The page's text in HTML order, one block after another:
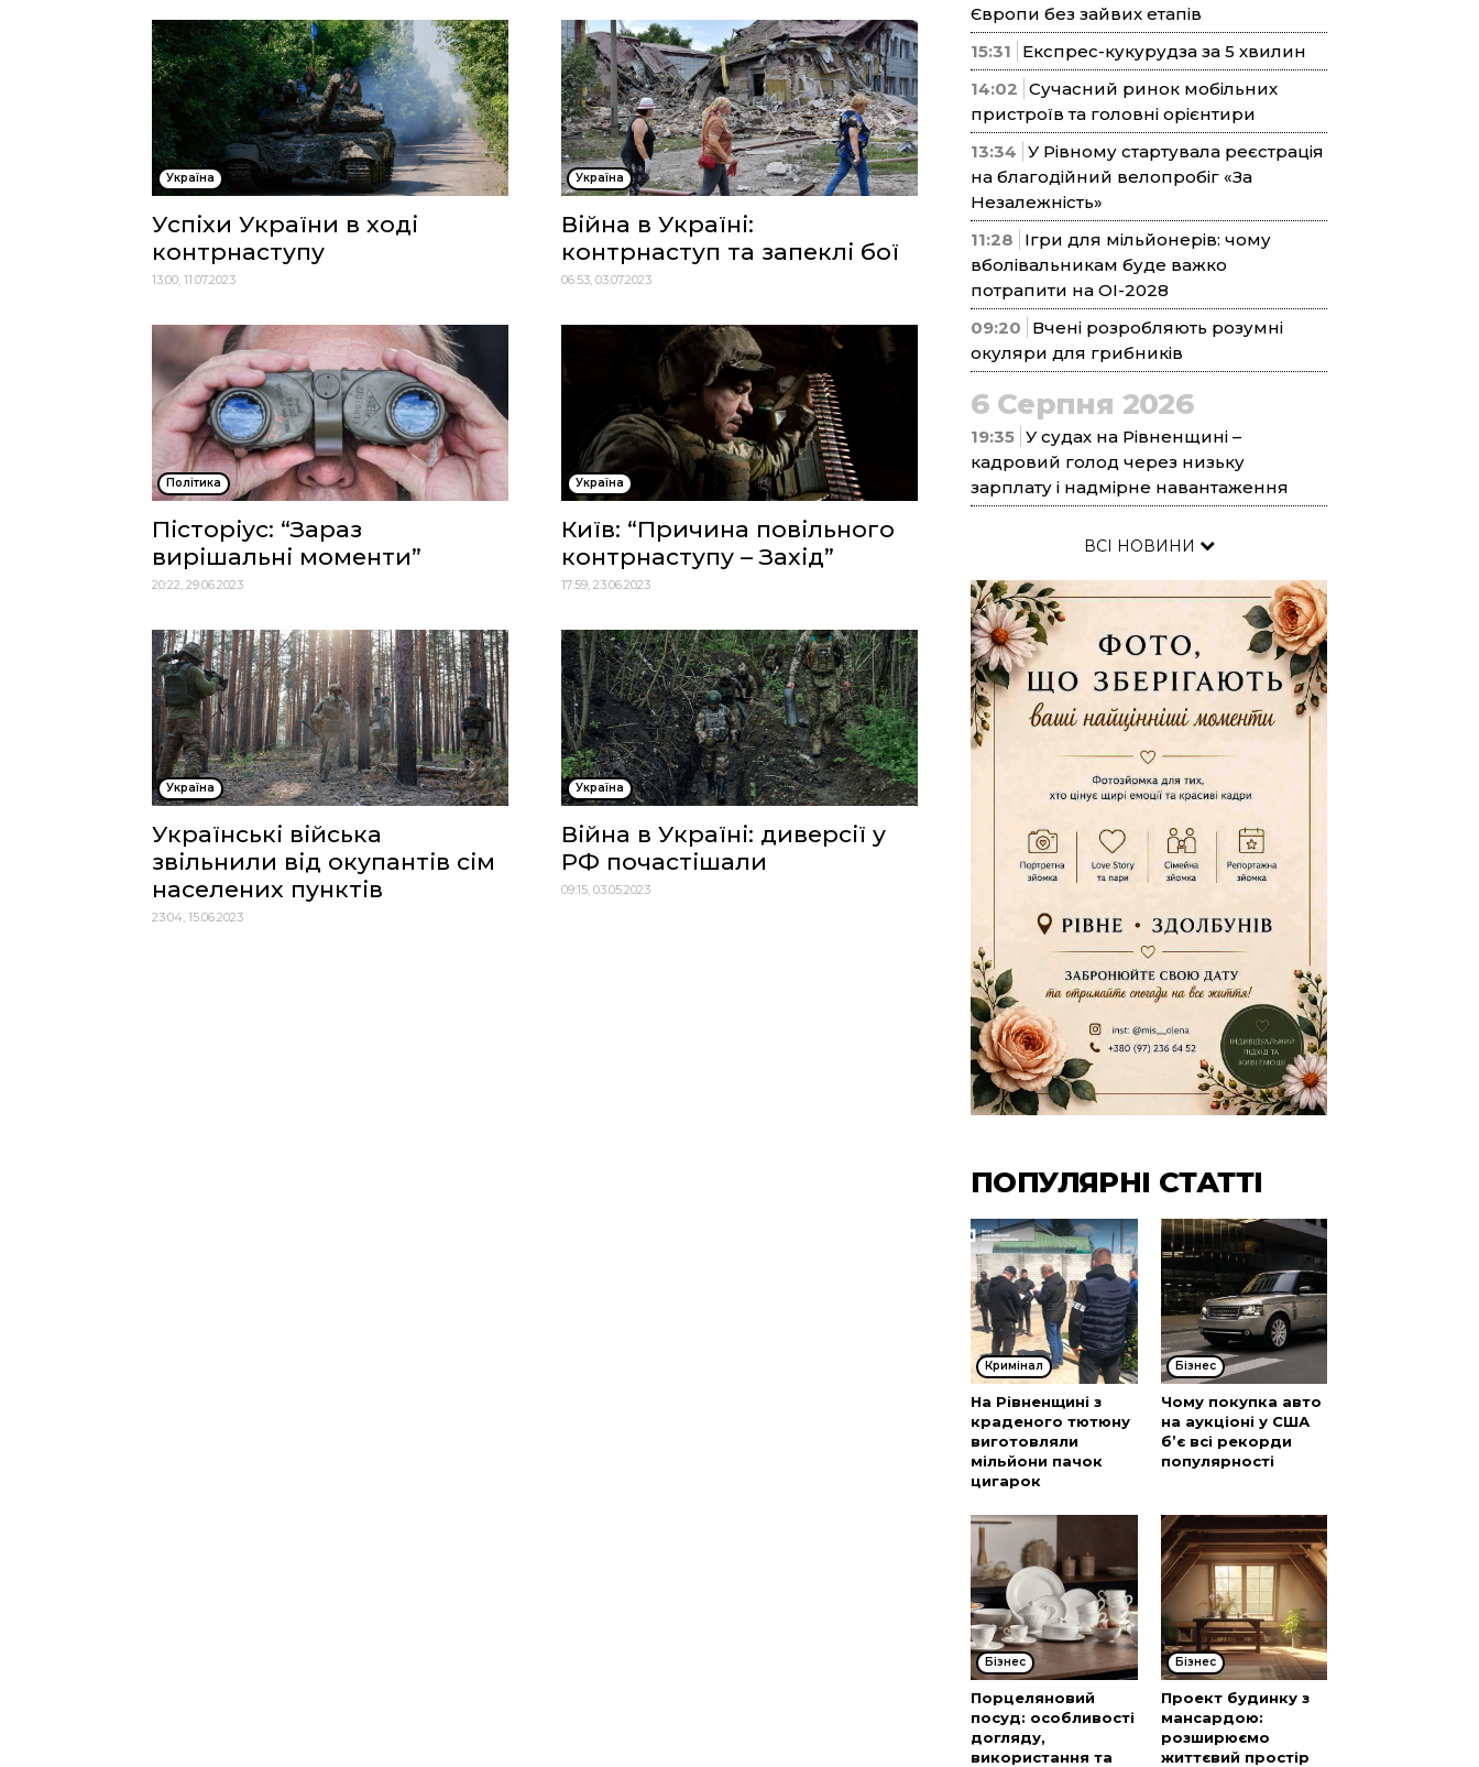
Україна
Успіхи України в ході
контрнаступу
13:00, 11.07.2023
Україна
Війна в Україні:
контрнаступ та запеклі бої
06:53, 03.07.2023
Політика
Пісторіус: “Зараз
вирішальні моменти”
20:22, 29.06.2023
Україна
Київ: “Причина повільного
контрнаступу – Захід”
17:59, 23.06.2023
Україна
Українські війська
звільнили від окупантів сім
населених пунктів
23:04, 15.06.2023
Україна
Війна в Україні: диверсії у
РФ почастішали
09:15, 03.05.2023
Європи без зайвих етапів
15:31
Експрес-кукурудза за 5 хвилин
14:02 Сучасний ринок мобільних
пристроїв та головні орієнтири
13:34 У Рівному стартувала реєстрація
на благодійний велопробіг «За
Незалежність»
11:28
Ігри для мільйонерів: чому
вболівальникам буде важко
потрапити на ОІ-2028
09:20
Вчені розробляють розумні
окуляри для грибників
6 Серпня 2026
19:35 У судах на Рівненщині –
кадровий голод через низьку
зарплату і надмірне навантаження
ВСІ НОВИНИ
ПОПУЛЯРНІ СТАТТІ
Кримінал
На Рівненщині з
краденого тютюну
виготовляли
мільйони пачок
цигарок
Бізнес
Чому покупка авто
на аукціоні у США
б’є всі рекорди
популярності
Бізнес
Порцеляновий
посуд: особливості
догляду,
використання та
Бізнес
Проект будинку з
мансардою:
розширюємо
життєвий простір